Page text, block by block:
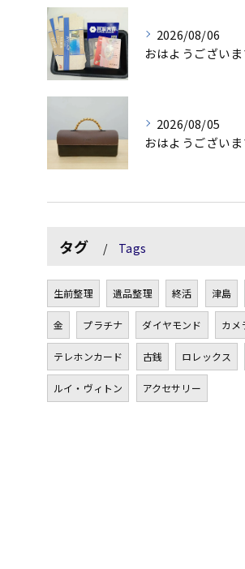
2026/08/06
おはようござい
2026/08/05
おはようござい
タグ Tags
生前整理 遺品整理 終活 津島
金 プラチナ ダイヤモンド カメ
テレホンカード 古銭 ロレックス
ルイ・ヴィトン アクセサリー